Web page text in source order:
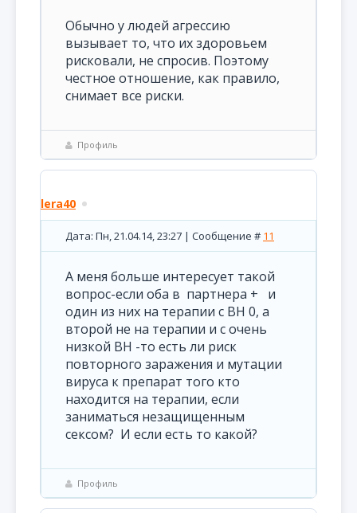
Обычно у людей агрессию
вызывает то, что их здоровьем
рисковали, не спросив. Поэтому
честное отношение, как правило,
снимает все риски.
Профиль
lera40
Дата: Пн, 21.04.14, 23:27 | Сообщение # 11
А меня больше интересует такой
вопрос-если оба в партнера + и
один из них на терапии с ВН 0, а
второй не на терапии и с очень
низкой ВН -то есть ли риск
повторного заражения и мутации
вируса к препарат того кто
находится на терапии, если
заниматься незащищенным
сексом? И если есть то какой?
Профиль